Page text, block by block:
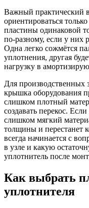
Важный практический
ориентироваться
пластины одинаковой
по-разному, если у них
Одна легко сожмётся
уплотнения, другая
нагрузку в
Для производственных
крышка оборудования
слишком плотный
создавать перекос.
слишком мягкий
толщины и перестанет
всегда начинается с
в узле и какую
уплотнитель после
Как выбрать
уплотнителя